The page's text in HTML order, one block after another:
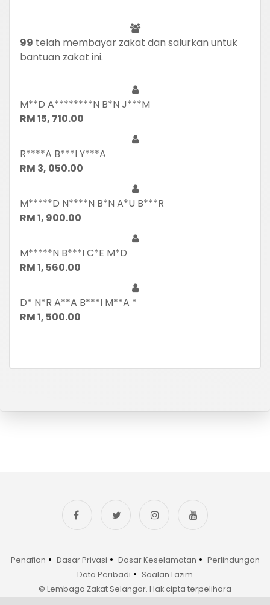
99 telah membayar zakat dan salurkan untuk
bantuan zakat ini.
M**D A********N B*N J***M
RM 15, 710.00
R****A B***I Y***A
RM 3, 050.00
M*****D N****N B*N A*U B***R
RM 1, 900.00
M*****N B***I C*E M*D
RM 1, 560.00
D* N*R A**A B***I M**A *
RM 1, 500.00
Penafian • Dasar Privasi • Dasar Keselamatan • Perlindungan
Data Peribadi • Soalan Lazim
© Lembaga Zakat Selangor. Hak cipta terpelihara